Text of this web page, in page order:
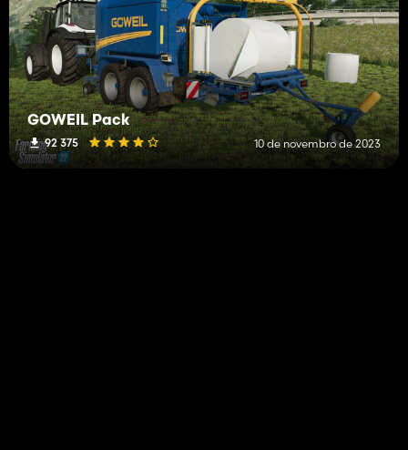
GÖWEIL Pack
92 375 10 de novembro de 2023